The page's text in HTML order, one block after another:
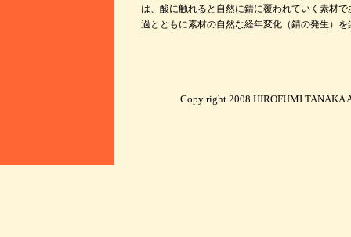
は、酸に触れると自然に錆に覆われていく素材
過とともに素材の自然な経年変化（錆の発生）
Copy right 2008 HIROFUMI TANAKA